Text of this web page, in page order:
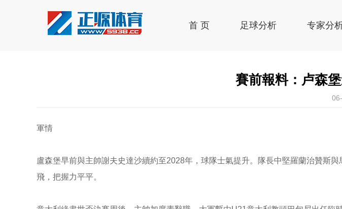
首 页 足球分析 专家分
賽前報料：卢森
軍情
盧森堡早前與主帥謝夫史達沙續約至2028年，球隊士氣提升。隊長中堅羅蘭治贊斯
飛，把握力平平。